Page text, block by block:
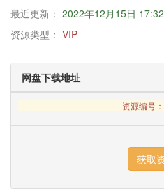
最近更新： 2022年12月15日 17:32
资源类型： VIP
网盘下载地址
资源编号：